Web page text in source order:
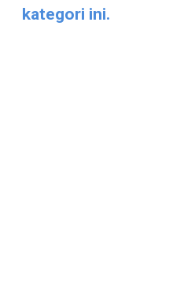
kategori ini.